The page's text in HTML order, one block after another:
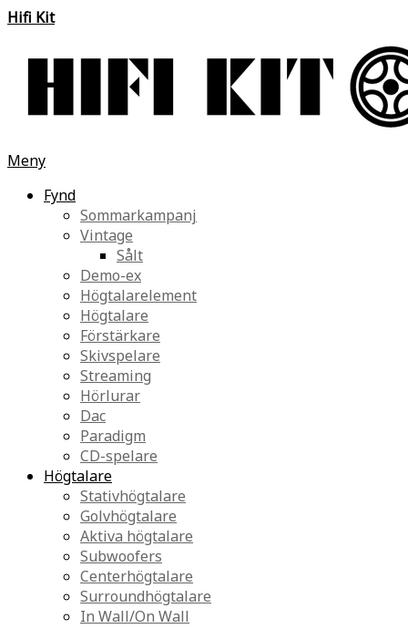
Hifi Kit
Meny
Fynd
Sommarkampanj
Vintage
Sålt
Demo-ex
Högtalarelement
Högtalare
Förstärkare
Skivspelare
Streaming
Hörlurar
Dac
Paradigm
CD-spelare
Högtalare
Stativhögtalare
Golvhögtalare
Aktiva högtalare
Subwoofers
Centerhögtalare
Surroundhögtalare
In Wall/On Wall